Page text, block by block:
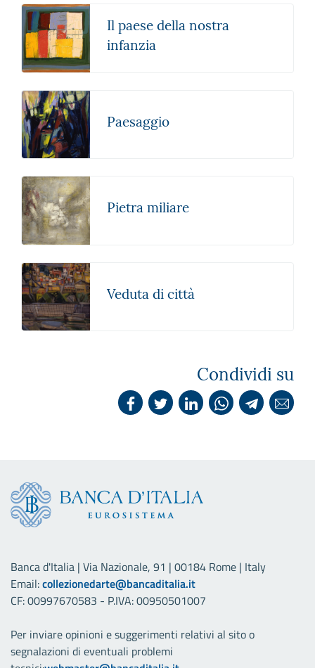
Il paese della nostra
infanzia
Paesaggio
Pietra miliare
Veduta di città
Condividi su
Banca d'Italia | Via Nazionale, 91 | 00184 Rome | Italy
Email:collezionedarte@bancaditalia.it
CF: 00997670583 - P.IVA: 00950501007
Per inviare opinioni e suggerimenti relativi al sito o
segnalazioni di eventuali problemi